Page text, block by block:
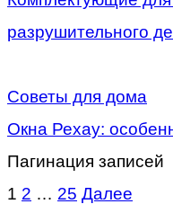
разрушительного
Советы для дома
Окна Рехау:
Пагинация записей
1 2 … 25 Далее